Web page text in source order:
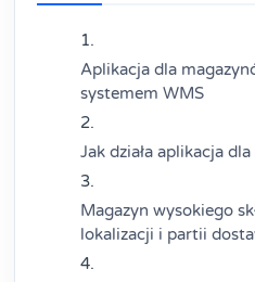
Aplikacja dla
systemem WMS
Jak działa aplikacja
Magazyn wysokiego
lokalizacji i partii